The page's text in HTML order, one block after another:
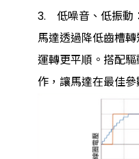
3. 低噪音、低振動
馬達透過降低齒槽
運轉更平順。搭配
作，讓馬達在最佳